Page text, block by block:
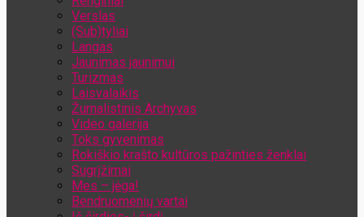
Verslas
(Sub)tyliai
Langas
Jaunimas jaunimui
Turizmas
Laisvalaikis
Žurnalistinis Archyvas
Video galerija
Toks gyvenimas
Rokiškio krašto kultūros pažinties ženklai
Sugrįžimai
Mes – jėga!
Bendruomenių vartai